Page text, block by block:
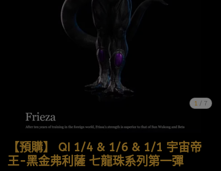
1 / 7
【預購】 QI 1/4 & 1/6 & 1/1 宇宙帝
王-黑金弗利薩 七龍珠系列第一彈